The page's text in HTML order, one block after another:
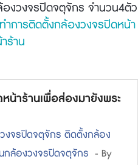
งวงจรปิดจตุจักร จำนวน4ตัว
การติดตั้งกล้องวงจรปิดหน้า
ร้าน
น้าร้านเพื่อส่องมายังพระ
จรปิดจตุจักร ติดตั้งกล้อง
กล้องวงจรปิดจตุจักร - By